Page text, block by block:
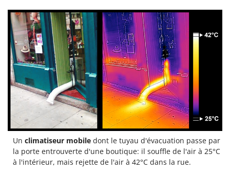
Un climatiseur mobile dont le tuyau d'évacuation passe par
la porte entrouverte d'une boutique: il souffle de l'air à 25°C
à l'intérieur, mais rejette de l'air à 42°C dans la rue.